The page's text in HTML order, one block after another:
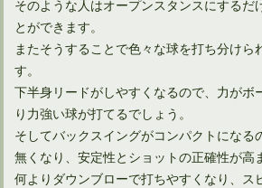
アイアンがスライスしないための打ち方は
とができます。
またそうすることで色々な球を打ち分けら
す。
下半身リードがしやすくなるので、力がボ
り力強い球が打てるでしょう。
そしてバックスイングがコンパクトになる
無くなり、安定性とショットの正確性が高
何よりダウンブローで打ちやすくなり、ス